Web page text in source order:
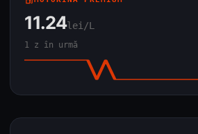
11.24lei/L
1 z în urmă